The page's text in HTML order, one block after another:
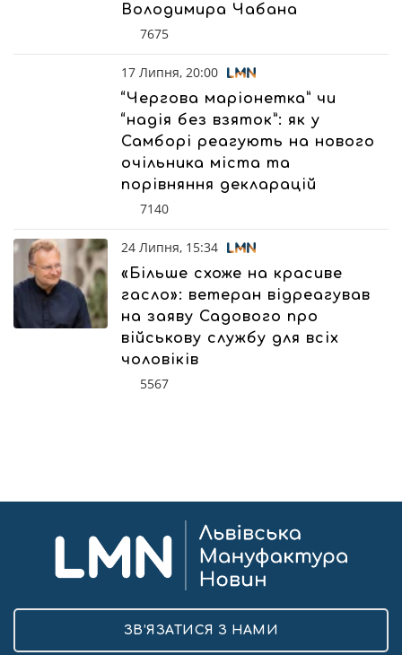
Володимира Чабана
7675
17 Липня, 20:00
“Чергова маріонетка” чи
“надія без взяток”: як у
Самборі реагують на нового
очільника міста та
порівняння декларацій
7140
24 Липня, 15:34
«Більше схоже на красиве
гасло»: ветеран відреагував
на заяву Садового про
військову службу для всіх
чоловіків
5567
ЗВ’ЯЗАТИСЯ З НАМИ